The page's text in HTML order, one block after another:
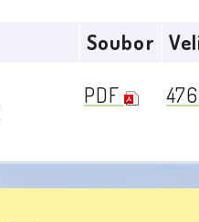
Soubor
PDF